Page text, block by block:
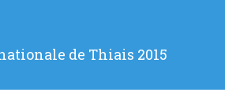
de Thiais 2015